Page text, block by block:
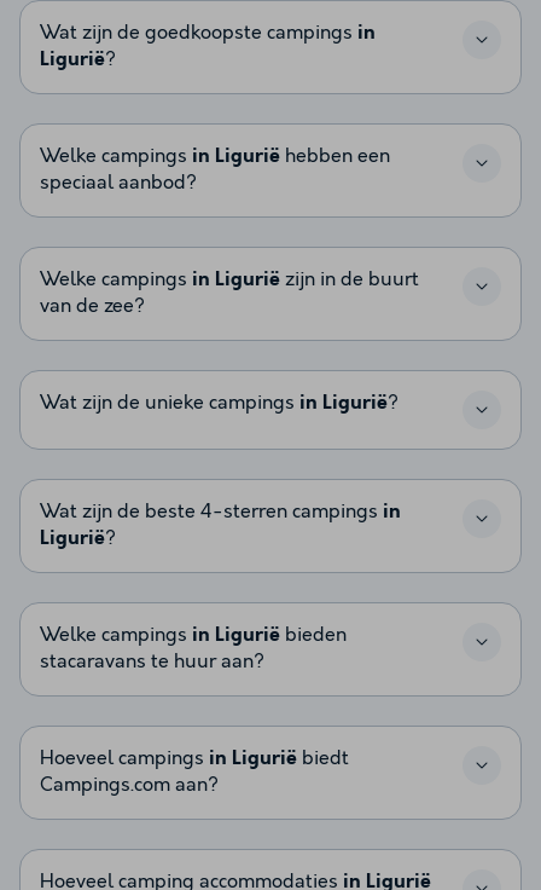
Wat zijn de goedkoopste campings in
Ligurië?
Welke campings in Ligurië hebben een
speciaal aanbod?
Welke campings in Ligurië zijn in de buurt
van de zee?
Wat zijn de unieke campings in Ligurië?
Wat zijn de beste 4-sterren campings in
Ligurië?
Welke campings in Ligurië bieden
stacaravans te huur aan?
Hoeveel campings in Ligurië biedt
Campings.com aan?
Hoeveel camping accommodaties in Ligurië